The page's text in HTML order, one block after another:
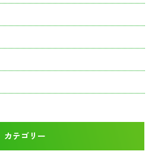
カテゴリー